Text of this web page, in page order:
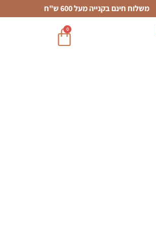
משלוח חינם בקנייה מעל 600 ש"ח
0